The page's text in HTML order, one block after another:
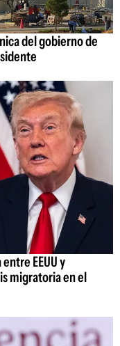
del gobierno de
EEUU y
migratoria en el